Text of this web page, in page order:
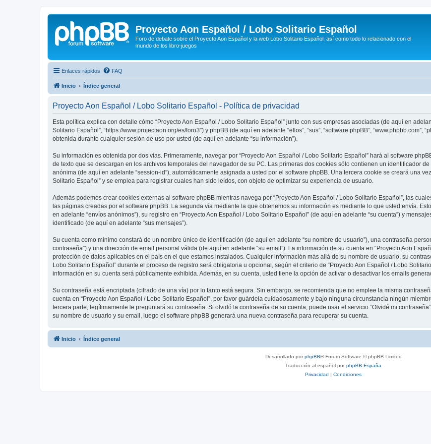
Proyecto Aon Español / Lobo Solitario Español
Foro de debate sobre el Proyecto Aon Español y la web Lobo Solitario Español, así como todo lo relacionado con el
mundo de los libro-juegos
Enlaces rápidos FAQ
Inicio Índice general
Proyecto Aon Español / Lobo Solitario Español - Política de privacidad
Esta política explica con detalle cómo “Proyecto Aon Español / Lobo Solitario Español” junto con sus empresas asociadas (de aquí en
Solitario Español”, “https://www.projectaon.org/es/foro3”) y phpBB (de aquí en adelante “ellos”, “sus”, “software phpBB”, “www.phpbb.com”,
obtenida durante cualquier sesión de uso por usted (de aquí en adelante “su información”).
Su información es obtenida por dos vías. Primeramente, navegar por “Proyecto Aon Español / Lobo Solitario Español” hará al software
de texto que se descargan en los archivos temporales del navegador de su PC. Las primeras dos cookies sólo contienen un identificador
anónima (de aquí en adelante “session-id”), automáticamente asignada a usted por el software phpBB. Una tercera cookie se creará una
Solitario Español” y se emplea para registrar cuales han sido leídos, con objeto de optimizar su experiencia de usuario.
Además podemos crear cookies externas al software phpBB mientras navega por “Proyecto Aon Español / Lobo Solitario Español”, las
las páginas creadas por el software phpBB. La segunda vía mediante la que obtenemos su información es mediante lo que usted envía.
en adelante “envíos anónimos”), su registro en “Proyecto Aon Español / Lobo Solitario Español” (de aquí en adelante “su cuenta”) y
identificado (de aquí en adelante “sus mensajes”).
Su cuenta como mínimo constará de un nombre único de identificación (de aquí en adelante “su nombre de usuario”), una contraseña
contraseña”) y una dirección de email personal válida (de aquí en adelante “su email”). La información de su cuenta en “Proyecto Aon
protección de datos aplicables en el país en el que estamos instalados. Cualquier información más allá de su nombre de usuario, su
Lobo Solitario Español” durante el proceso de registro será obligatoria u opcional, según el criterio de “Proyecto Aon Español / Lobo
información en su cuenta será públicamente exhibida. Además, en su cuenta, usted tiene la opción de activar o desactivar los emails
Su contraseña está encriptada (cifrado de una vía) por lo tanto está segura. Sin embargo, se recomienda que no emplee la misma
cuenta en “Proyecto Aon Español / Lobo Solitario Español”, por favor guárdela cuidadosamente y bajo ninguna circunstancia ningún
tercera parte, legítimamente le preguntará su contraseña. Si olvidó la contraseña de su cuenta, puede usar el servicio “Olvidé mi
su nombre de usuario y su email, luego el software phpBB generará una nueva contraseña para recuperar su cuenta.
Inicio Índice general
Desarrollado porphpBB® Forum Software © phpBB Limited
Traducción al español porphpBB España
Privacidad | Condiciones